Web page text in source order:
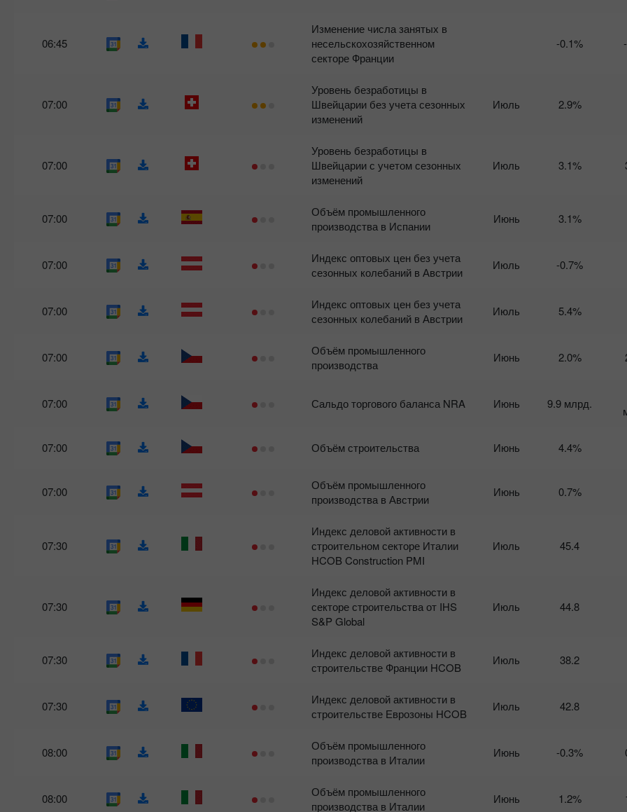
06:45
Изменение числа занятых в
несельскохозяйственном
секторе Франции
-0.1%
07:00
Уровень безработицы в
Швейцарии без учета сезонных
изменений
Июль 2.9%
07:00
Уровень безработицы в
Швейцарии с учетом сезонных
изменений
Июль 3.1%
07:00
Объём промышленного
производства в Испании
Июнь 3.1%
07:00
Индекс оптовых цен без учета
сезонных колебаний в Австрии
Июль -0.7%
07:00
Индекс оптовых цен без учета
сезонных колебаний в Австрии
Июль 5.4%
07:00
Объём промышленного
производства
Июнь 2.0%
07:00 Сальдо торгового баланса NRA Июнь 9.9 млрд.
07:00 Объём строительства Июнь 4.4%
07:00
Объём промышленного
производства в Австрии
Июнь 0.7%
07:30
Индекс деловой активности в
строительном секторе Италии
HCOB Construction PMI
Июль 45.4
07:30
Индекс деловой активности в
секторе строительства от IHS
S&P Global
Июль 44.8
07:30
Индекс деловой активности в
строительстве Франции HCOB
Июль 38.2
07:30
Индекс деловой активности в
строительстве Еврозоны HCOB
Июль 42.8
08:00
Объём промышленного
производства в Италии
Июнь -0.3%
08:00
Объём промышленного
производства в Италии
Июнь 1.2%